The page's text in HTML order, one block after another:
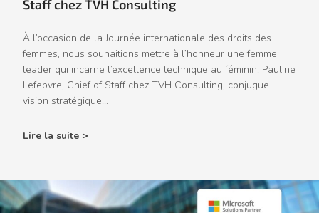
Staff chez TVH Consulting
À l’occasion de la Journée internationale des droits des
femmes, nous souhaitions mettre à l’honneur une femme
leader qui incarne l’excellence technique au féminin. Pauline
Lefebvre, Chief of Staff chez TVH Consulting, conjugue
vision stratégique...
Lire la suite >